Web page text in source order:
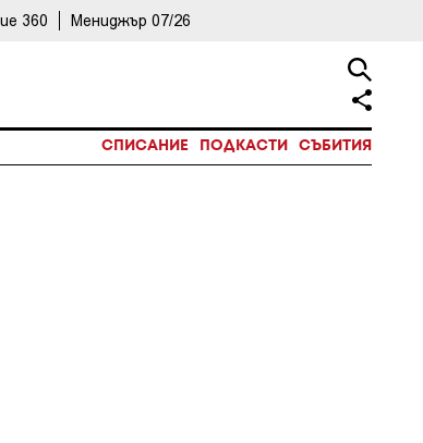
360 Мениджър 07/26
СПИСАНИЕ ПОДКАСТИ СЪБИТИЯ